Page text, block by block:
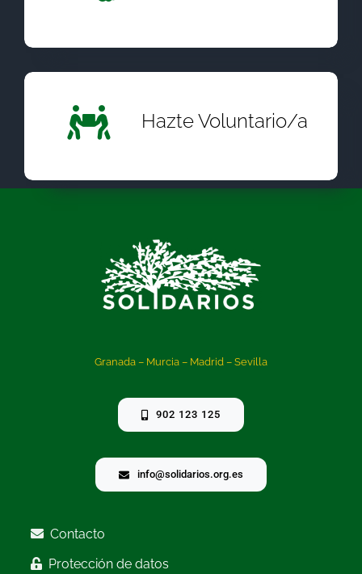
Hazte Voluntario/a
Granada – Murcia – Madrid – Sevilla
902 123 125
info@solidarios.org.es
Contacto
Protección de datos